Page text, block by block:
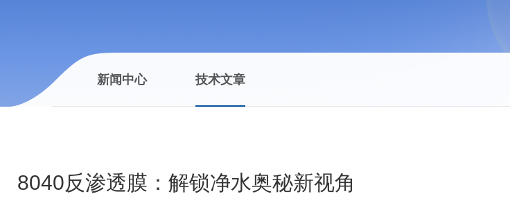
新闻中心 技术文章
8040反渗透膜：解锁净水奥秘新视角